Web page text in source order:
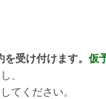
受け付けます。 仮
、
ください。